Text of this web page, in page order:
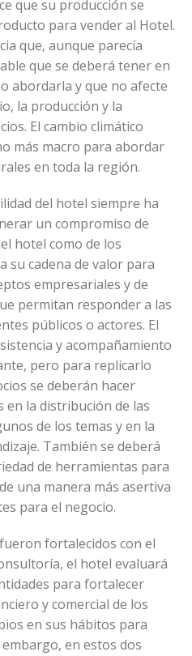
que su producción se
para vender al Hotel.
que, aunque parecía
que se deberá tener en
abordarla y que no afecte
la producción y la
El cambio climático
más macro para abordar
en toda la región.
del hotel siempre ha
un compromiso de
hotel como de los
su cadena de valor para
empresariales y de
permitan responder a las
públicos o actores. El
y acompañamiento
pero para replicarlo
se deberán hacer
en la distribución de las
de los temas y en la
También se deberá
de herramientas para
una manera más asertiva
para el negocio.
fortalecidos con el
el hotel evaluará
para fortalecer
y comercial de los
en sus hábitos para
en estos dos